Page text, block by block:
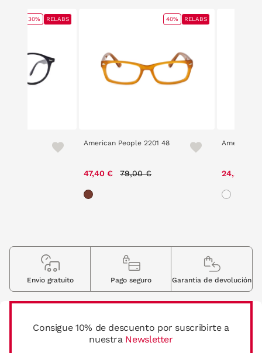
30% RELABS
American People 2201 48
47,40 € 79,00 €
40% RELABS
American
24,50 €
Consigue 10% de descuento por suscribirte a
nuestra Newsletter
Envio gratuito Pago seguro Garantia de devolución